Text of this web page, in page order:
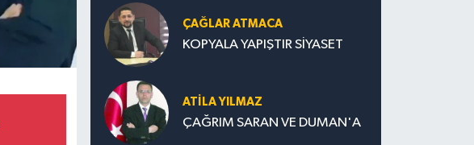
ÇAĞLAR ATMACA
KOPYALA YAPIŞTIR SİYASET
ATILA YILMAZ
ÇAĞRIM SARAN VE DUMAN'A